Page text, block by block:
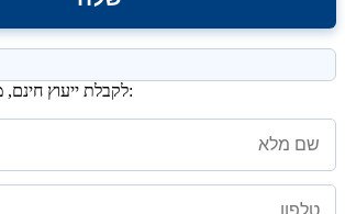
לקבלת ייעוץ חינם, מלאו את הטופס הבא: